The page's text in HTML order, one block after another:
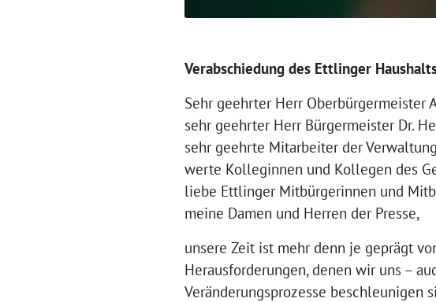
Verabschiedung des Ettlinger
Sehr geehrter Herr Oberbürgermeister
sehr geehrter Herr Bürgermeister Dr.
sehr geehrte Mitarbeiter der
werte Kolleginnen und Kollegen des
liebe Ettlinger Mitbürgerinnen und
meine Damen und Herren der Presse,
unsere Zeit ist mehr denn je geprägt
Herausforderungen, denen wir uns –
Veränderungsprozesse beschleunigen